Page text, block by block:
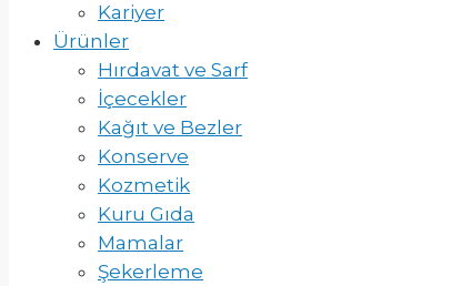
Kariyer
Ürünler
Hırdavat ve Sarf
İçecekler
Kağıt ve Bezler
Konserve
Kozmetik
Kuru Gıda
Mamalar
Şekerleme